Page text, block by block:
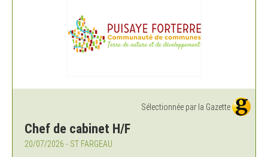
Sélectionnée par la Gazette
Chef de cabinet H/F
20/07/2026 - ST FARGEAU